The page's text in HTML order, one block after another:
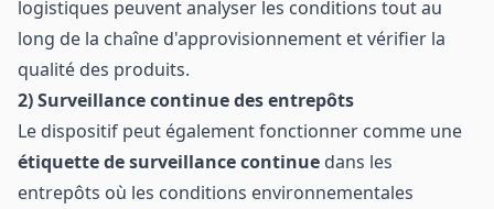
logistiques peuvent analyser les conditions tout au
long de la chaîne d'approvisionnement et vérifier la
qualité des produits.
2) Surveillance continue des entrepôts
Le dispositif peut également fonctionner comme une
étiquette de surveillance continue dans les
entrepôts où les conditions environnementales